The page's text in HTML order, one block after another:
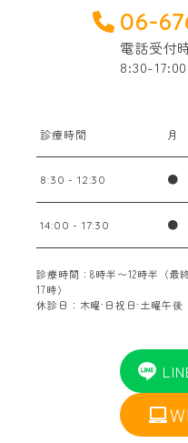
06-
電話受付
8:30-
診療時間 月
8:30 - 12:30 ●
14:00 - 17:30 ●
診療時間：8時半〜12時半（最
17時）
休診日：木曜·日祝日·土曜午後